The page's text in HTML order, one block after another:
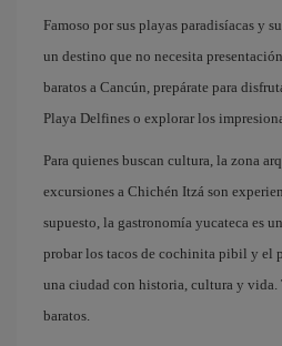
Famoso por sus playas paradisíacas y
un destino que no necesita
baratos a Cancún, prepárate para
Playa Delfines o explorar los
Para quienes buscan cultura, la zona
excursiones a Chichén Itzá son
supuesto, la gastronomía yucateca es
probar los tacos de cochinita pibil y el
una ciudad con historia, cultura y vida.
baratos.